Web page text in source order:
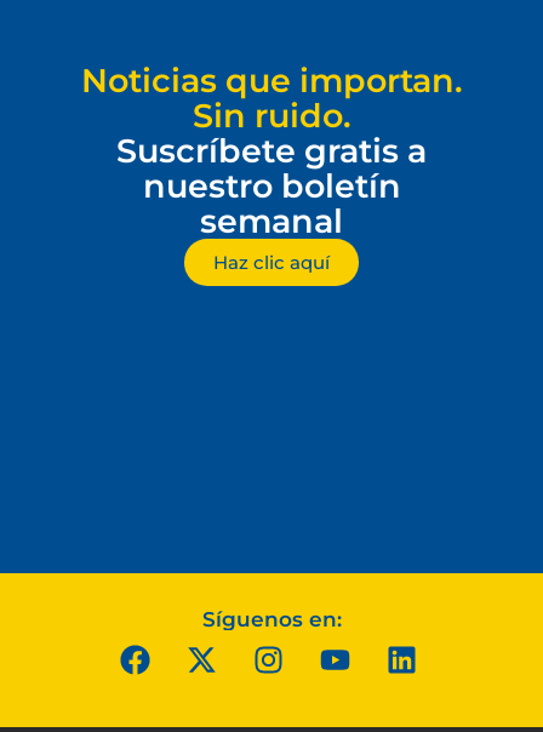
Noticias que importan.
Sin ruido.
Suscríbete gratis a
nuestro boletín
semanal
Haz clic aquí
Síguenos en: